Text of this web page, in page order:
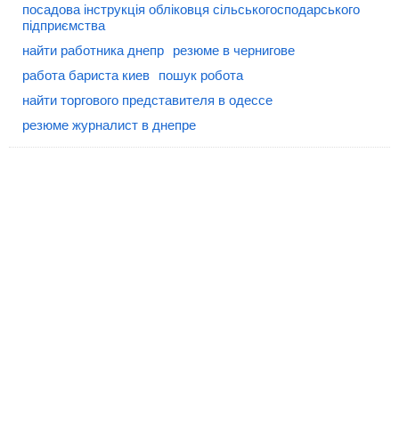
посадова інструкція обліковця сільськогосподарського
підприємства
найти работника днепр
резюме в чернигове
работа бариста киев
пошук робота
найти торгового представителя в одессе
резюме журналист в днепре